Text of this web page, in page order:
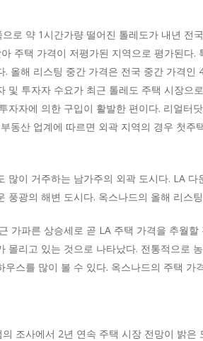
로 약 1시간가량 떨어진 톨레도가 내년 전
주택 가격이 저평가된 지역으로 평가된다
. 올해 리스팅 중간 가격은 전국 중간 가격
및 투자자 수요가 최근 톨레도 주택 시장으
자자에 의한 구입이 활발한 편이다. 리얼터
동산 업계에 따르면 외곽 지역의 경우 첫
많이 거주하는 남가주의 외곽 도시다. LA
풍광의 해변 도시다. 옥스나드의 올해 리
가파른 상승세로 곧 LA 주택 가격을 추월
몰리고 있는 것으로 나타났다. 전통적으로
우스를 많이 볼 수 있다. 옥스나드의 주택 가
조사에서 2년 연속 주택 시장 전망이 밝